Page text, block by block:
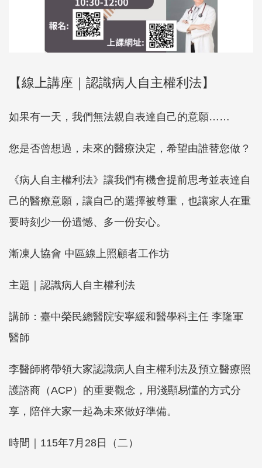
【線上講座｜認識病人自主權利法】
如果有一天，我們無法親自表達自己的意願……
您是否曾想過，未來的醫療決定，希望由誰替您做？
《病人自主權利法》讓我們有機會提前思考並表達自
己的醫療意願，讓自己的選擇被尊重，也讓家人在重
要時刻少一份遺憾、多一份安心。
漸凍人協會 中區線上照顧者工作坊
主題｜認識病人自主權利法
講師：臺中榮民總醫院安寧緩和醫學科主任 李隆軍
醫師
李醫師將帶領大家認識病人自主權利法及預立醫療照
護諮商（ACP）的重要觀念，用淺顯易懂的方式分
享，陪伴大家一起為未來做好準備。
時間｜115年7月28日（二）